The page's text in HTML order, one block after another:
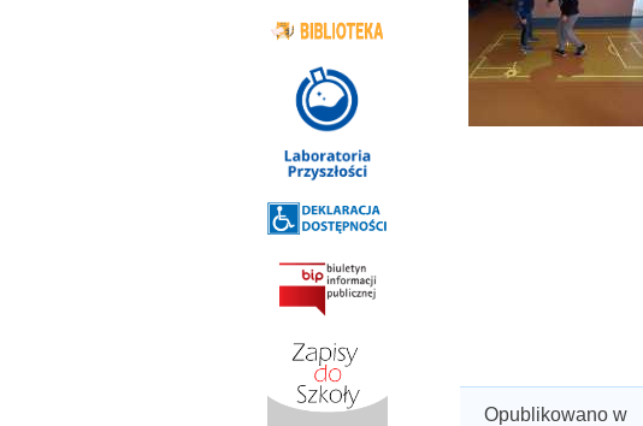
Opublikowano w